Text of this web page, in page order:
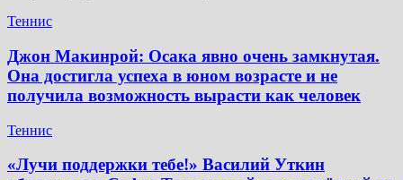
Теннис
Джон Макинрой: Осака явно очень замкнутая.
Она достигла успеха в юном возрасте и не
получила возможность вырасти как человек
Теннис
«Лучи поддержки тебе!» Василий Уткин